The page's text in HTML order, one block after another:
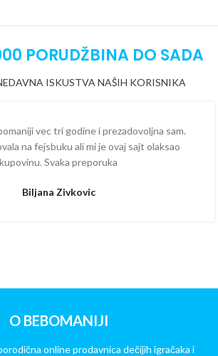
PORUDŽBINA DO SADA
ISKUSTVA NAŠIH KORISNIKA
vec tri godine i prezadovoljna sam.
na fejsbuku ali mi je ovaj sajt olaksao
kupovinu. Svaka preporuka
Biljana Zivkovic
O BEBOMANIJI
online prodavnica dečijih igračaka i